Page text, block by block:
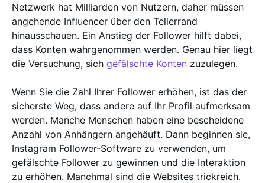
Netzwerk hat Milliarden von Nutzern, daher müssen
angehende Influencer über den Tellerrand
hinausschauen. Ein Anstieg der Follower hilft dabei,
dass Konten wahrgenommen werden. Genau hier liegt
die Versuchung, sich gefälschte Konten zuzulegen.
Wenn Sie die Zahl Ihrer Follower erhöhen, ist das der
sicherste Weg, dass andere auf Ihr Profil aufmerksam
werden. Manche Menschen haben eine bescheidene
Anzahl von Anhängern angehäuft. Dann beginnen sie,
Instagram Follower-Software zu verwenden, um
gefälschte Follower zu gewinnen und die Interaktion
zu erhöhen. Manchmal sind die Websites trickreich.